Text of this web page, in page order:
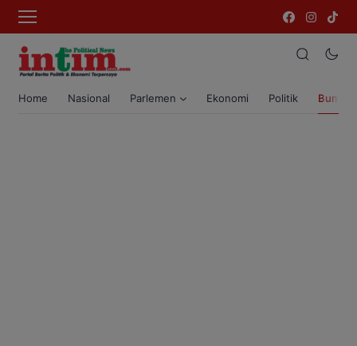
Home Nasional Parlemen Ekonomi Politik Bumi